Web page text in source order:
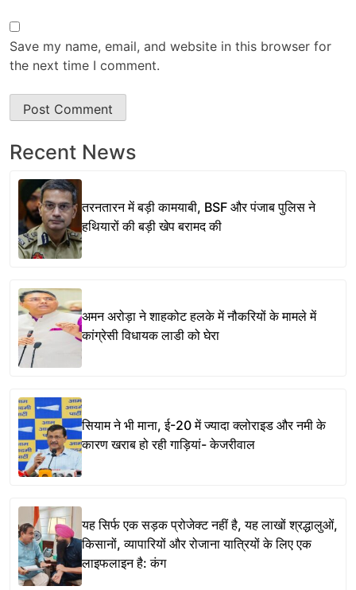
Save my name, email, and website in this browser for
the next time I comment.
Recent News
तरनतारन में बड़ी कामयाबी, BSF और पंजाब पुलिस ने
हथियारों की बड़ी खेप बरामद की
अमन अरोड़ा ने शाहकोट हलके में नौकरियों के मामले में
कांग्रेसी विधायक लाडी को घेरा
सियाम ने भी माना, ई-20 में ज्यादा क्लोराइड और नमी के
कारण खराब हो रही गाड़ियां- केजरीवाल
यह सिर्फ एक सड़क प्रोजेक्ट नहीं है, यह लाखों श्रद्धालुओं,
किसानों, व्यापारियों और रोजाना यात्रियों के लिए एक
लाइफलाइन है: कंग